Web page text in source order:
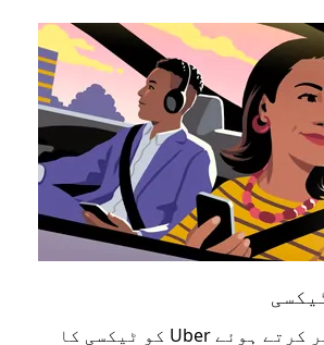
ہلدوانی میں سفر کرتے ہوئے Uber کو ٹیکسی کا